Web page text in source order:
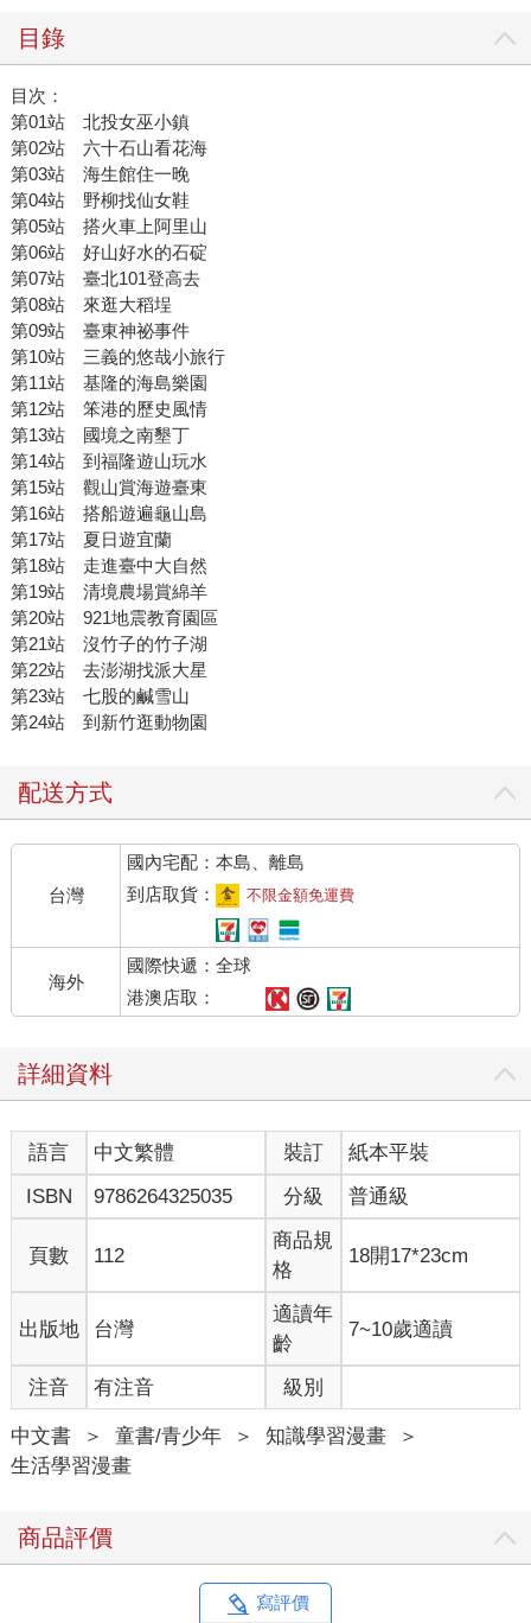
目錄
目次：
第01站 北投女巫小鎮
第02站 六十石山看花海
第03站 海生館住一晚
第04站 野柳找仙女鞋
第05站 搭火車上阿里山
第06站 好山好水的石碇
第07站 臺北101登高去
第08站 來逛大稻埕
第09站 臺東神祕事件
第10站 三義的悠哉小旅行
第11站 基隆的海島樂園
第12站 笨港的歷史風情
第13站 國境之南墾丁
第14站 到福隆遊山玩水
第15站 觀山賞海遊臺東
第16站 搭船遊遍龜山島
第17站 夏日遊宜蘭
第18站 走進臺中大自然
第19站 清境農場賞綿羊
第20站 921地震教育園區
第21站 沒竹子的竹子湖
第22站 去澎湖找派大星
第23站 七股的鹹雪山
第24站 到新竹逛動物園
配送方式
台灣
國內宅配：本島、離島
到店取貨：
不限金額免運費
海外
國際快遞：全球
港澳店取：
詳細資料
語言 中文繁體 裝訂
紙本平裝
ISBN
9786264325035 分級 普通級
頁數 112
商品規
格
18開17*23cm
出版地 台灣
適讀年
齡
7~10歲適讀
注音 有注音 級別
中文書 ＞ 童書/青少年 ＞ 知識學習漫畫
＞
生活學習漫畫
商品評價
寫評價